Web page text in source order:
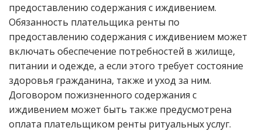
предоставлению содержания с иждивением.
Обязанность плательщика ренты по
предоставлению содержания с иждивением может
включать обеспечение потребностей в жилище,
питании и одежде, а если этого требует состояние
здоровья гражданина, также и уход за ним.
Договором пожизненного содержания с
иждивением может быть также предусмотрена
оплата плательщиком ренты ритуальных услуг.